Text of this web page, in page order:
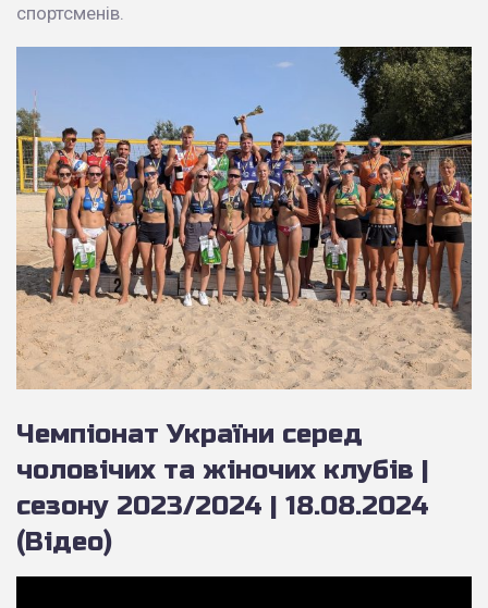
спортсменів.
Чемпіонат України серед
чоловічих та жіночих клубів |
сезону 2023/2024 | 18.08.2024
(Відео)